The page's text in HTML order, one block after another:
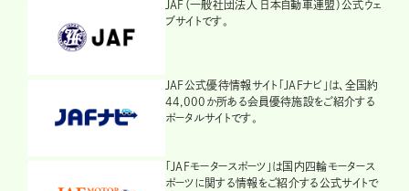
JAF（一般社団法人 日本自動車連盟）公式ウェ
ブサイトです。
JAF公式優待情報サイト「JAFナビ」は、全国約
44,000か所ある会員優待施設をご紹介する
ポータルサイトです。
「JAFモータースポーツ」は国内四輪モータース
ポーツに関する情報をご紹介する公式サイトで